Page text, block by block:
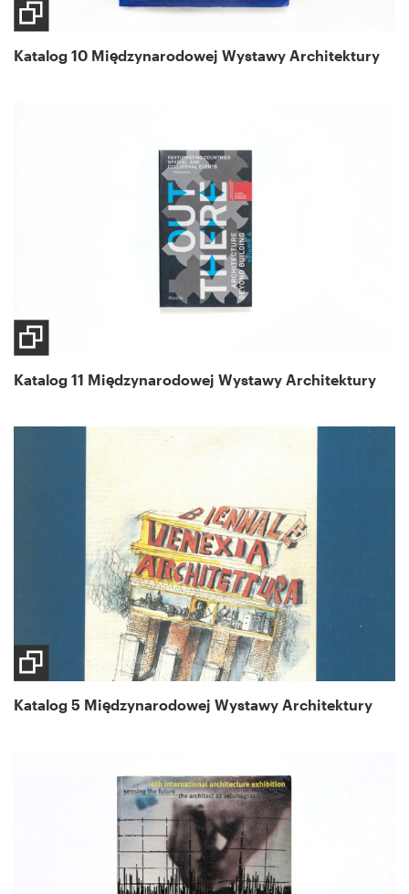
Katalog 10 Międzynarodowej Wystawy Architektury
Katalog 11 Międzynarodowej Wystawy Architektury
Katalog 5 Międzynarodowej Wystawy Architektury